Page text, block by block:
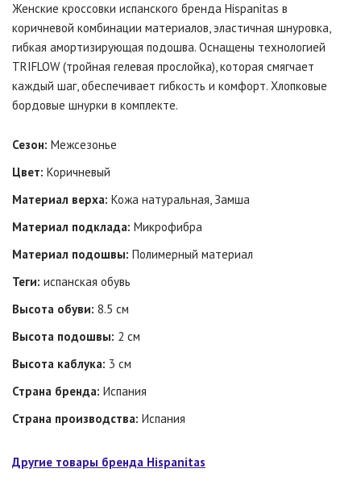
Женские кроссовки испанского бренда Hispanitas в
коричневой комбинации материалов, эластичная шнуровка,
гибкая амортизирующая подошва. Оснащены технологией
TRIFLOW (тройная гелевая прослойка), которая смягчает
каждый шаг, обеспечивает гибкость и комфорт. Хлопковые
бордовые шнурки в комплекте.
Сезон: Межсезонье
Цвет: Коричневый
Материал верха: Кожа натуральная, Замша
Материал подклада: Микрофибра
Материал подошвы: Полимерный материал
Теги: испанская обувь
Высота обуви: 8.5 см
Высота подошвы: 2 см
Высота каблука: 3 см
Страна бренда: Испания
Страна производства: Испания
Другие товары бренда Hispanitas